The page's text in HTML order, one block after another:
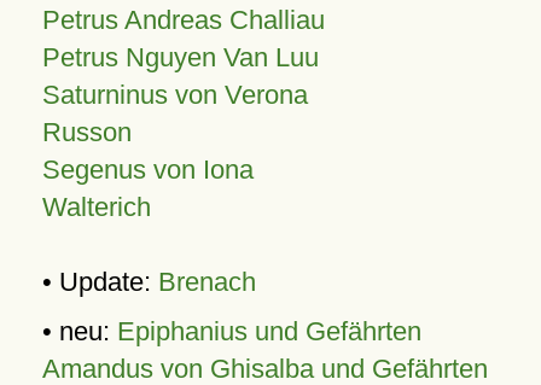
Petrus Andreas Challiau
Petrus Nguyen Van Luu
Saturninus von Verona
Russon
Segenus von Iona
Walterich
• Update: Brenach
• neu: Epiphanius und Gefährten
Amandus von Ghisalba und Gefährten